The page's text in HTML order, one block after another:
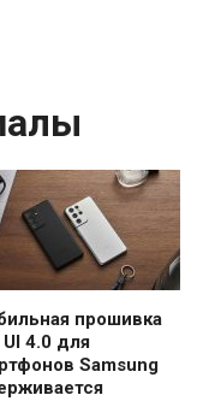
прошивка
UI 4.0 для
Samsung